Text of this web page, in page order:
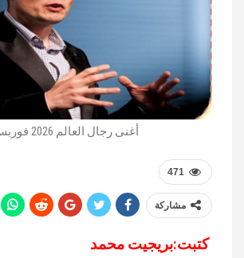
أغنى رجال العالم 2026 فوربس
471
مشاركة
كتبت:بريجيت محمد